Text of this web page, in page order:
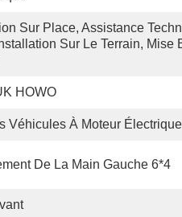
Sur Place, Assistance
Sur Le Terrain, Mise
HOWO
Véhicules À Moteur Électrique
De La Main Gauche 6*4